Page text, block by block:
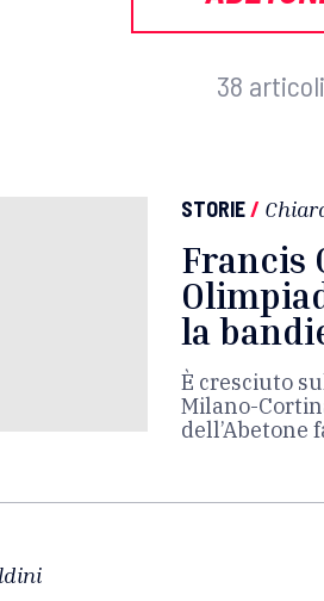
38 articoli
STORIE/
Francis
la
È cresciuto
Milano-
dell’Abetone